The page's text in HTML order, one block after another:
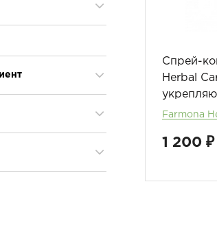
Спрей-
Herbal
Farmona
1 200 ₽